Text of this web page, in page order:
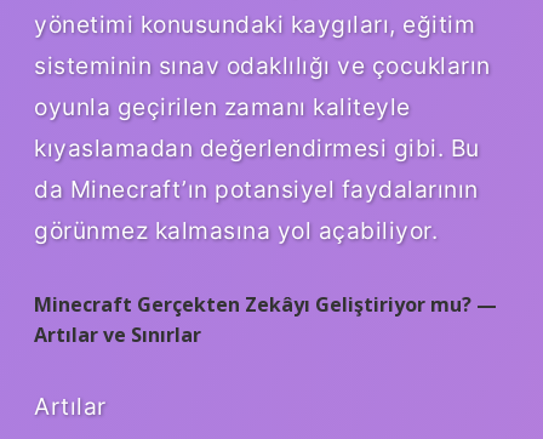
yönetimi konusundaki kaygıları, eğitim
sisteminin sınav odaklılığı ve çocukların
oyunla geçirilen zamanı kaliteyle
kıyaslamadan değerlendirmesi gibi. Bu
da Minecraft’ın potansiyel faydalarının
görünmez kalmasına yol açabiliyor.
Minecraft Gerçekten Zekâyı Geliştiriyor mu? —
Artılar ve Sınırlar
Artılar